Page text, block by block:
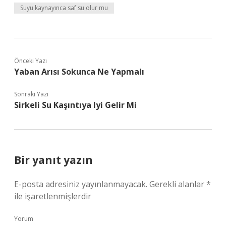
Suyu kaynayınca saf su olur mu
Önceki Yazı
Yaban Arısı Sokunca Ne Yapmalı
Sonraki Yazı
Sirkeli Su Kaşıntıya Iyi Gelir Mi
Bir yanıt yazın
E-posta adresiniz yayınlanmayacak. Gerekli alanlar*
ile işaretlenmişlerdir
Yorum